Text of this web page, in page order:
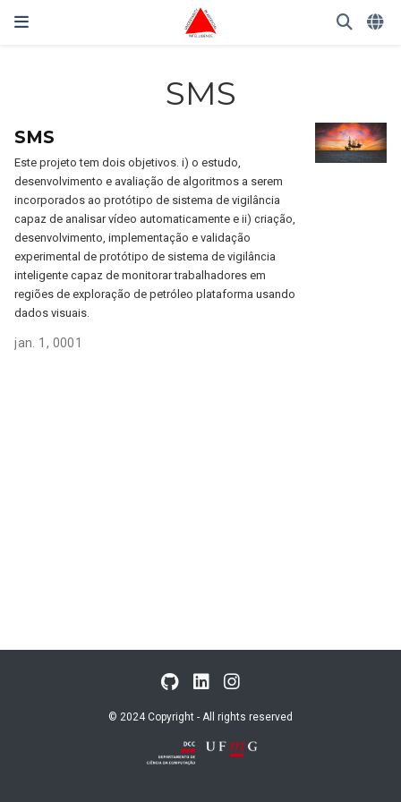
SMS
SMS
Este projeto tem dois objetivos. i) o estudo,
desenvolvimento e avaliação de algoritmos a serem
incorporados ao protótipo de sistema de vigilância
capaz de analisar vídeo automaticamente e ii) criação,
desenvolvimento, implementação e validação
experimental de protótipo de sistema de vigilância
inteligente capaz de monitorar trabalhadores em
regiões de exploração de petróleo plataforma usando
dados visuais.
jan. 1, 0001
© 2024 Copyright - All rights reserved